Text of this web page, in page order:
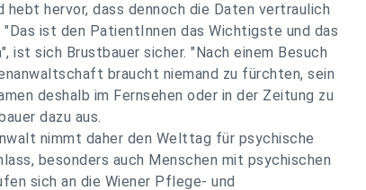
hebt hervor, dass dennoch die Daten vertraulich
ist den PatientInnen das Wichtigste und das
ist sich Brustbauer sicher. "Nach einem Besuch
braucht niemand zu fürchten, sein
deshalb im Fernsehen oder in der Zeitung zu
dazu aus.
nimmt daher den Welttag für psychische
besonders auch Menschen mit psychischen
sich an die Wiener Pflege- und